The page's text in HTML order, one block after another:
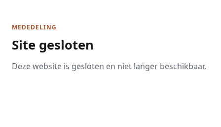
MEDEDELING
Site gesloten
Deze website is gesloten en niet langer beschikbaar.